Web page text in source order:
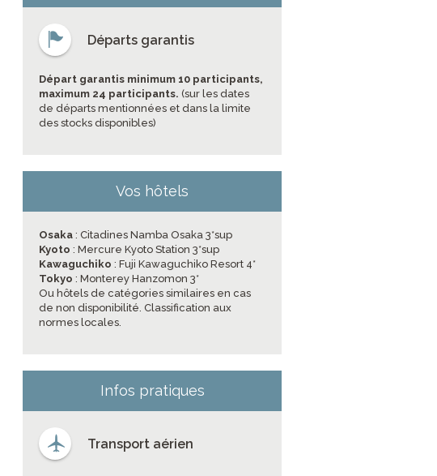
Départs garantis
Départ garantis minimum 10 participants,
maximum 24 participants. (sur les dates
de départs mentionnées et dans la limite
des stocks disponibles)
Vos hôtels
Osaka: Citadines Namba Osaka 3*sup
Kyoto: Mercure Kyoto Station 3*sup
Kawaguchiko: Fuji Kawaguchiko Resort 4*
Tokyo: Monterey Hanzomon 3*
Ou hôtels de catégories similaires en cas
de non disponibilité. Classification aux
normes locales.
Infos pratiques
Transport aérien